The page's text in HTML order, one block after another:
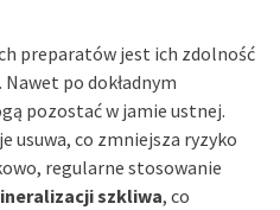
preparatów jest ich zdolność
. Nawet po dokładnym
pozostać w jamie ustnej.
usuwa, co zmniejsza ryzyko
regularne stosowanie
szkliwa, co